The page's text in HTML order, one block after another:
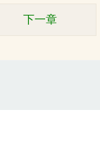
下一章